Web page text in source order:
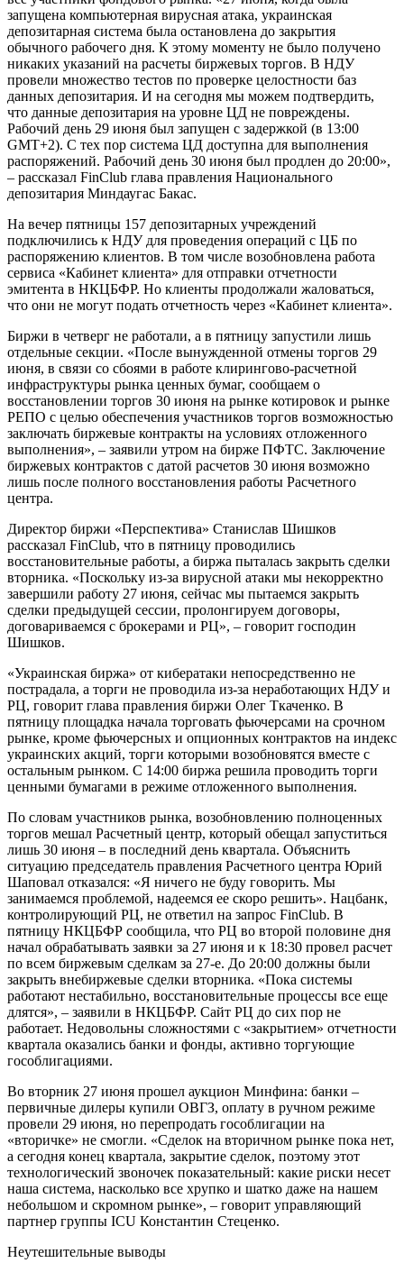
запущена компьютерная вирусная атака, украинская
депозитарная система была остановлена до закрытия
обычного рабочего дня. К этому моменту не было получено
никаких указаний на расчеты биржевых торгов. В НДУ
провели множество тестов по проверке целостности баз
данных депозитария. И на сегодня мы можем подтвердить,
что данные депозитария на уровне ЦД не повреждены.
Рабочий день 29 июня был запущен с задержкой (в 13:00
GMT+2). С тех пор система ЦД доступна для выполнения
распоряжений. Рабочий день 30 июня был продлен до 20:00»,
– рассказал FinClub глава правления Национального
депозитария Миндаугас Бакас.
На вечер пятницы 157 депозитарных учреждений
подключились к НДУ для проведения операций с ЦБ по
распоряжению клиентов. В том числе возобновлена работа
сервиса «Кабинет клиента» для отправки отчетности
эмитента в НКЦБФР. Но клиенты продолжали жаловаться,
что они не могут подать отчетность через «Кабинет клиента».
Биржи в четверг не работали, а в пятницу запустили лишь
отдельные секции. «После вынужденной отмены торгов 29
июня, в связи со сбоями в работе клирингово-расчетной
инфраструктуры рынка ценных бумаг, сообщаем о
восстановлении торгов 30 июня на рынке котировок и рынке
РЕПО с целью обеспечения участников торгов возможностью
заключать биржевые контракты на условиях отложенного
выполнения», – заявили утром на бирже ПФТС. Заключение
биржевых контрактов с датой расчетов 30 июня возможно
лишь после полного восстановления работы Расчетного
центра.
Директор биржи «Перспектива» Станислав Шишков
рассказал FinClub, что в пятницу проводились
восстановительные работы, а биржа пыталась закрыть сделки
вторника. «Поскольку из-за вирусной атаки мы некорректно
завершили работу 27 июня, сейчас мы пытаемся закрыть
сделки предыдущей сессии, пролонгируем договоры,
договариваемся с брокерами и РЦ», – говорит господин
Шишков.
«Украинская биржа» от кибератаки непосредственно не
пострадала, а торги не проводила из-за неработающих НДУ и
РЦ, говорит глава правления биржи Олег Ткаченко. В
пятницу площадка начала торговать фьючерсами на срочном
рынке, кроме фьючерсных и опционных контрактов на индекс
украинских акций, торги которыми возобновятся вместе с
остальным рынком. С 14:00 биржа решила проводить торги
ценными бумагами в режиме отложенного выполнения.
По словам участников рынка, возобновлению полноценных
торгов мешал Расчетный центр, который обещал запуститься
лишь 30 июня – в последний день квартала. Объяснить
ситуацию председатель правления Расчетного центра Юрий
Шаповал отказался: «Я ничего не буду говорить. Мы
занимаемся проблемой, надеемся ее скоро решить». Нацбанк,
контролирующий РЦ, не ответил на запрос FinClub. В
пятницу НКЦБФР сообщила, что РЦ во второй половине дня
начал обрабатывать заявки за 27 июня и к 18:30 провел расчет
по всем биржевым сделкам за 27-е. До 20:00 должны были
закрыть внебиржевые сделки вторника. «Пока системы
работают нестабильно, восстановительные процессы все еще
длятся», – заявили в НКЦБФР. Сайт РЦ до сих пор не
работает. Недовольны сложностями с «закрытием» отчетности
квартала оказались банки и фонды, активно торгующие
гособлигациями.
Во вторник 27 июня прошел аукцион Минфина: банки –
первичные дилеры купили ОВГЗ, оплату в ручном режиме
провели 29 июня, но перепродать гособлигации на
«вторичке» не смогли. «Сделок на вторичном рынке пока нет,
а сегодня конец квартала, закрытие сделок, поэтому этот
технологический звоночек показательный: какие риски несет
наша система, насколько все хрупко и шатко даже на нашем
небольшом и скромном рынке», – говорит управляющий
партнер группы ICU Константин Стеценко.
Неутешительные выводы